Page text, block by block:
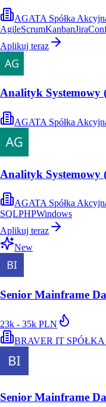
AGATA Spółka
AgileScrumKanbanJira
Aplikuj teraz
Analityk Systemowy
AGATA Spółka
Analityk Systemowy
AGATA Spółka
SQLPHPWindows
Aplikuj teraz
New
Senior Mainframe
23k - 35k PLN
BRAVER IT
Senior Mainframe